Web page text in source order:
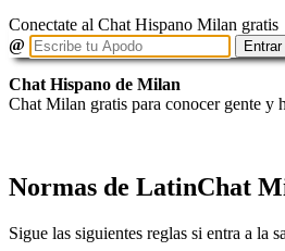
Conectate al Chat Hispano Milan gratis
@
Chat Hispano de Milan
Chat Milan gratis para conocer gente y
Normas de LatinChat
Sigue las siguientes reglas si entra a la